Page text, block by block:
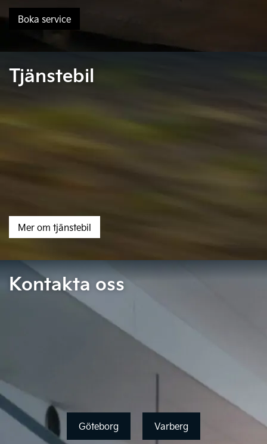
Boka service
Tjänstebil
Mer om tjänstebil
Kontakta oss
Göteborg Varberg